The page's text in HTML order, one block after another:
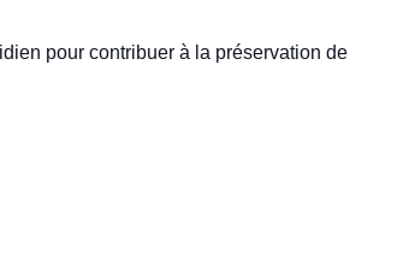
pour contribuer à la préservation de